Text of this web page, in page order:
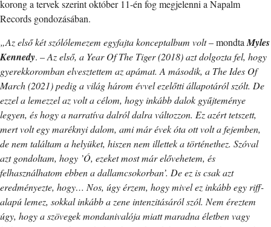
korong a tervek szerint október 11-én fog megjelenni a Napalm
Records gondozásában.
„Az első két szólólemezem egyfajta konceptalbum volt– mondtaMyles
Kennedy. –Az első, a Year Of The Tiger (2018) azt dolgozta fel, hogy
gyerekkoromban elvesztettem az apámat. A második, a The Ides Of
March (2021) pedig a világ három évvel ezelőtti állapotáról szólt. De
ezzel a lemezzel az volt a célom, hogy inkább dalok gyűjteménye
legyen, és hogy a narratíva dalról dalra változzon. Ez azért tetszett,
mert volt egy maréknyi dalom, ami már évek óta ott volt a fejemben,
de nem találtam a helyüket, hiszen nem illettek a történethez. Szóval
azt gondoltam, hogy ’Ó, ezeket most már elővehetem, és
felhasználhatom ebben a dallamcsokorban’. De ez is csak azt
eredményezte, hogy… Nos, úgy érzem, hogy mivel ez inkább egy riff-
alapú lemez, sokkal inkább a zene intenzitásáról szól. Nem éreztem
úgy, hogy a szövegek mondanivalója miatt maradna életben vagy